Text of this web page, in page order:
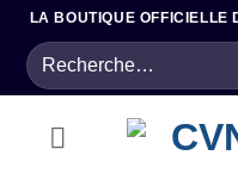
Passer
contenu
LA BOUTIQUE OFFICIELLE
Recherche
pour :